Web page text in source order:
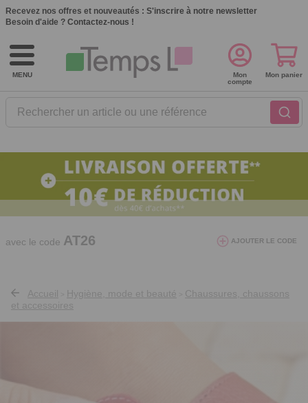
Recevez nos offres et nouveautés : S'inscrire à notre newsletter
Besoin d'aide ? Contactez-nous !
MENU
Rechercher un article ou une référence
Mon
compte
Mon panier
10€ de réduction dès 40€ d'achat. Offre
valable du 03/08/2026 au 12/08/2026.
avec le code AT26 AJOUTER LE CODE
Accueil Hygiène, mode et beauté
Chaussures, chaussons
et accessoires